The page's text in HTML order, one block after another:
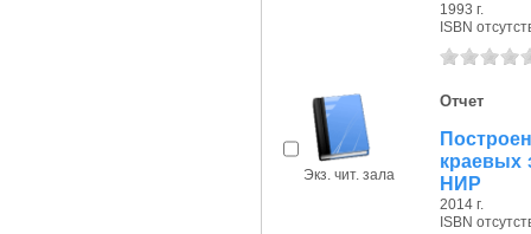
1993 г.
ISBN
Экз. чит. зала
Отчет
краевых
НИР
2014 г.
ISBN